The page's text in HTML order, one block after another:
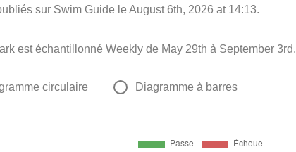
sur Swim Guide le August 6th, 2026 at 14:13.
est échantillonné Weekly de May 29th à September 3rd.
circulaire Diagramme à barres